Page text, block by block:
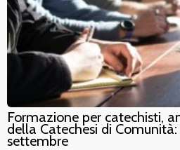
Formazione per catechisti,
della Catechesi di
settembre